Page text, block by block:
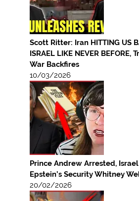
Scott Ritter: Iran HITTING US
ISRAEL LIKE NEVER BEFORE,
War Backfires
10/03/2026
Prince Andrew Arrested,
Epstein’s Security Whitney
20/02/2026